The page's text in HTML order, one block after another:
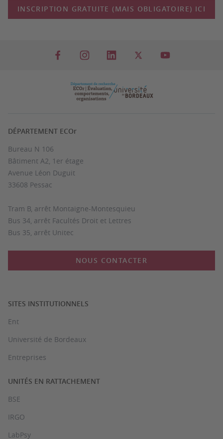
INSCRIPTION GRATUITE (MAIS OBLIGATOIRE) ICI
DÉPARTEMENT ECOr
Bureau N 106
Bâtiment A2, 1er étage
Avenue Léon Duguit
33608 Pessac
Tram B, arrêt Montaigne-Montesquieu
Bus 34, arrêt Facultés Droit et Lettres
Bus 35, arrêt Unitec
NOUS CONTACTER
SITES INSTITUTIONNELS
Ent
Université de Bordeaux
Entreprises
UNITÉS EN RATTACHEMENT
BSE
IRGO
LabPsy